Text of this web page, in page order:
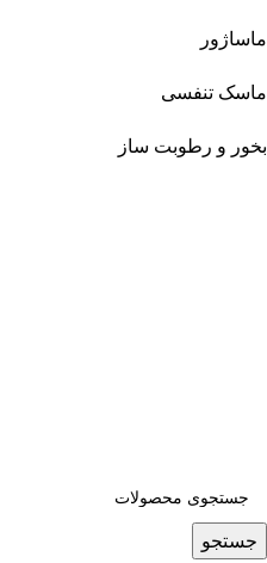
ماساژور
ماسک تنفسی
بخور و رطوبت ساز
جستجو